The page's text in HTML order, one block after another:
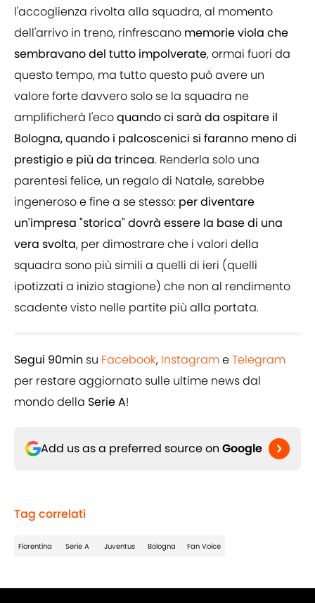
l'accoglienza rivolta alla squadra, al momento
dell'arrivo in treno, rinfrescano memorie viola che
sembravano del tutto impolverate, ormai fuori da
questo tempo, ma tutto questo può avere un
valore forte davvero solo se la squadra ne
amplificherà l'ecoquando ci sarà da ospitare il
Bologna, quando i palcoscenici si faranno meno di
prestigio e più da trincea. Renderla solo una
parentesi felice, un regalo di Natale, sarebbe
ingeneroso e fine a se stesso: per diventare
un'impresa "storica" dovrà essere la base di una
vera svolta, per dimostrare che i valori della
squadra sono più simili a quelli di ieri (quelli
ipotizzati a inizio stagione) che non al rendimento
scadente visto nelle partite più alla portata.
Segui 90min su Facebook, InstagrameTelegram
per restare aggiornato sulle ultime news dal
mondo della Serie A!
Add us as a preferred source on Google
Tag correlati
Fiorentina Serie A Juventus Bologna Fan Voice